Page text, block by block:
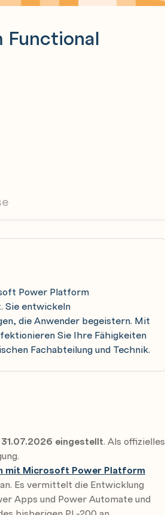
Power Platform
Sie entwickeln
die Anwender begeistern. Mit
Sie Ihre Fähigkeiten
Fachabteilung und Technik.
31.07.2026 eingestellt. Als offizielles
mit Microsoft Power Platform
Es vermittelt die Entwicklung
Apps und Power Automate und